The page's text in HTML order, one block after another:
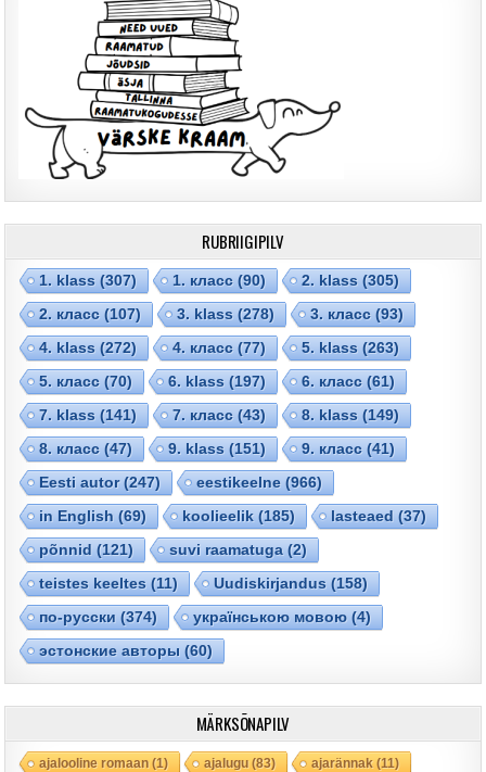
RUBRIIGIPILV
1. klass (307) 1. класс (90) 2. klass (305)
2. класс (107) 3. klass (278) 3. класс (93)
4. klass (272) 4. класс (77) 5. klass (263)
5. класс (70) 6. klass (197) 6. класс (61)
7. klass (141) 7. класс (43) 8. klass (149)
8. класс (47) 9. klass (151) 9. класс (41)
Eesti autor(247) eestikeelne (966)
in English (69) koolieelik (185) lasteaed (37)
põnnid (121) suvi raamatuga (2)
teistes keeltes (11) Uudiskirjandus (158)
по-русски (374) українською мовою (4)
эстонские авторы (60)
MÄRKSÕNAPILV
ajalooline romaan(1) ajalugu(83) ajarännak (11)